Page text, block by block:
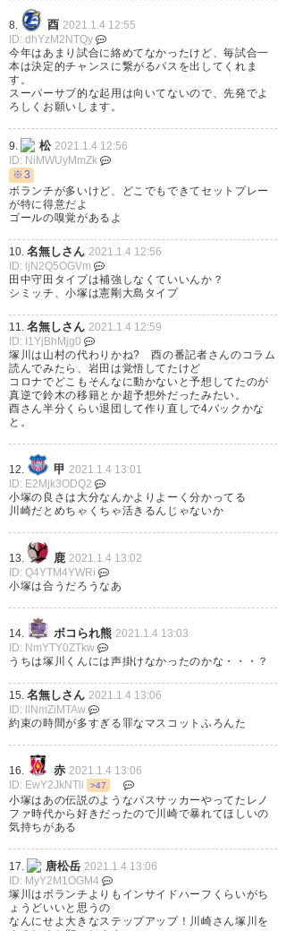
川崎サポ向け塚川考輝取扱説明
書 ・率先してバナナを被るタイ
プです
— iek (iekiek1984)
小塚川崎かよ…好きな選手だっ
たのに…
— kok (shika_kok40)2021, 1月
4
塚川ぁぁぁあ､､､ そうだよね キ
ャリアハイで チームトップタイ
の9得点もして 選手としても 脂
の乗っていて､ 且つ成長もでき
る年齢だよね 川崎でも出番掴ん
で頑張ってください そして 川崎
さん 誰かください
— 喬丘 (okaaa1223)
4
塚川の取った1点にどれだけ今年
は救われたことだろう。 山雅サ
ポとしてできることは移籍して
も応援し続けること。早く同じ
カテゴリーに行くこと。そし
て、いつの日か戻ってきたいと
思えるクラブであり続けること
だ。 悲しくも嬉しい移籍。 がん
ばれ！！！！！ ありがと
8. 酉 2021.1.4 12:55
ID: dhYzM2NTQy
今年はあまり試合に絡めてなかったけど、毎試合一
本は決定的チャンスに繋がるパスを出してくれま
す。
スーパーサブ的な起用は向いてないので、先発でよ
ろしくお願いします。
9. 松 2021.1.4 12:56
ID: NiMWUyMmZk
※3
ボランチが多いけど、どこでもできてセットプレー
が特に得意だよ
ゴールの嗅覚があるよ
10. 名無しさん 2021.1.4 12:56
ID: ljN2Q5OGVm
田中守田タイプは補強しなくていいんか？
シミッチ、小塚は憲剛大島タイプ
11. 名無しさん 2021.1.4 12:59
ID: I1YjBhMjg0
塚川は山村の代わりかね? 酉の番記者さんのコラム
読んでみたら、岩田は覚悟してたけど
コロナでどこもそんなに動かないと予想してたのが
真逆で鈴木の移籍とか超予想外だったみたい。
酉さん半分くらい退団して作り直しで4バックかな
と。
12. 甲 2021.1.4 13:01
ID: E2Mjk3ODQ2
小塚の良さは大分なんかよりよーく分かってる
川崎だとめちゃくちゃ活きるんじゃないか
13. 鹿 2021.1.4 13:02
ID: Q4YTM4YWRi
小塚は合うだろうなあ
14. ボコられ熊 2021.1.4 13:03
ID: NmYTY0ZTkw
うちは塚川くんには声掛けなかったのかな・・・？
15. 名無しさん 2021.1.4 13:06
ID: llNmZiMTAw
約束の時間が多すぎる罪なマスコットふろんた
16. 赤 2021.1.4 13:06
ID: EwY2JkNTli
>47
小塚はあの伝説のようなパスサッカーやってたレノ
ファ時代から好きだったので川崎で暴れてほしいの
気持ちがある
17. 唐松岳 2021.1.4 13:06
ID: MyY2M1OGM4
塚川はボランチよりもインサイドハーフくらいがち
ょうどいいと思うの
なんにせよ大きなステップアップ！川崎さん塚川を